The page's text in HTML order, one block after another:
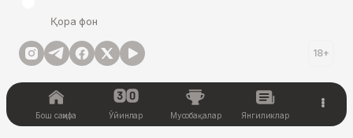
Қора фон
18+
Бош саҳифа Ўйинлар Мусобақалар Янгиликлар